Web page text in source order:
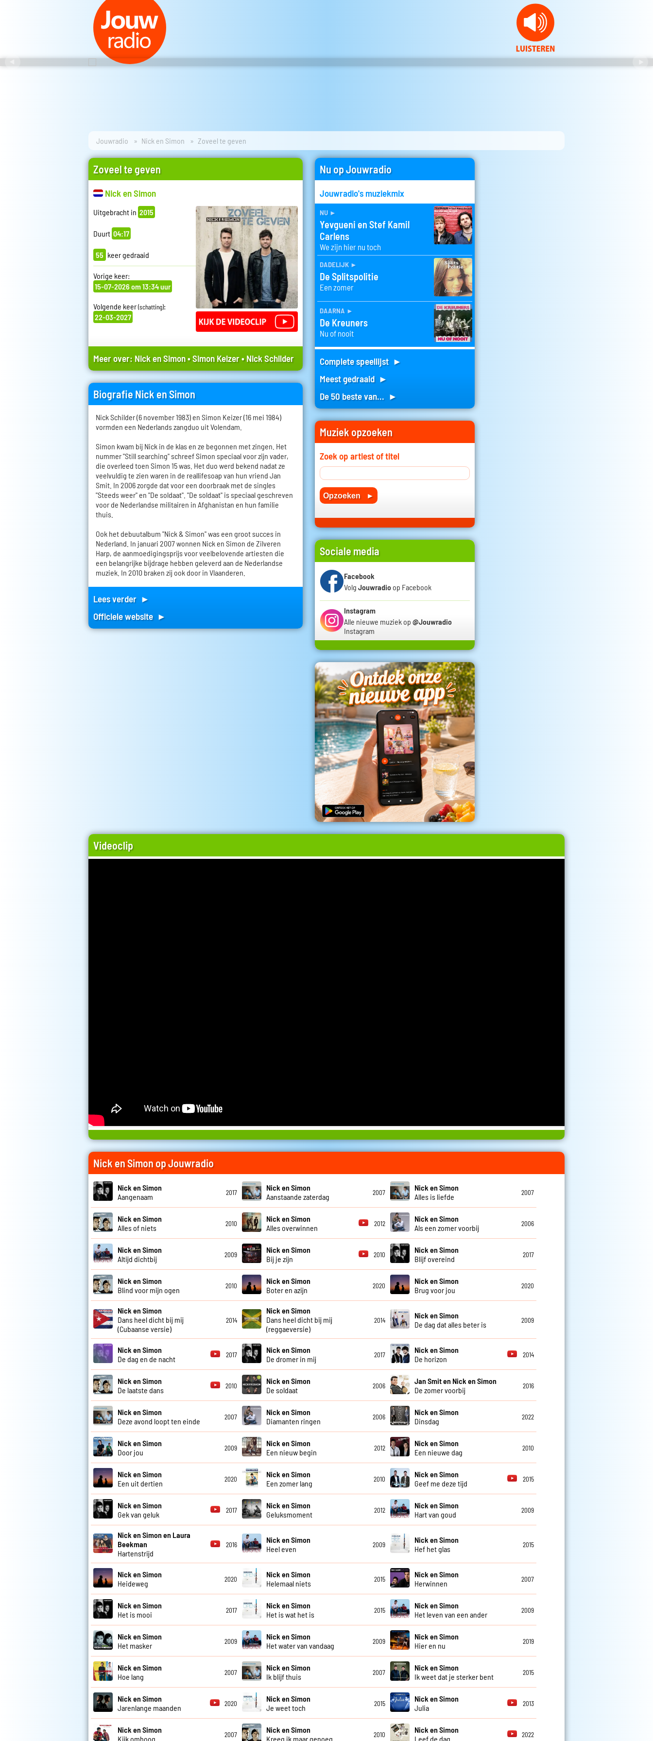
Jouwradio Nick en Simon Zoveel te geven
Zoveel te geven
Nick en Simon
Uitgebracht in 2015
Duurt 04:17
55 keer gedraaid
Vorige keer:
15-07-2026 om 13:34 uur
Volgende keer(schatting):
22-03-2027
Meer over: Nick en Simon•Simon Keizer•Nick Schilder
Biografie Nick en Simon
Nick Schilder (6 november 1983) en Simon Keizer (16 mei 1984)
vormden een Nederlands zangduo uit Volendam.
Simon kwam bij Nick in de klas en ze begonnen met zingen. Het
nummer "Still searching" schreef Simon speciaal voor zijn vader,
die overleed toen Simon 15 was. Het duo werd bekend nadat ze
veelvuldig te zien waren in de reallifesoap van hun vriend Jan
Smit. In 2006 zorgde dat voor een doorbraak met de singles
"Steeds weer" en "De soldaat". "De soldaat" is speciaal geschreven
voor de Nederlandse militairen in Afghanistan en hun familie
thuis.
Ook het debuutalbum "Nick & Simon" was een groot succes in
Nederland. In januari 2007 wonnen Nick en Simon de Zilveren
Harp, de aanmoedigingsprijs voor veelbelovende artiesten die
een belangrijke bijdrage hebben geleverd aan de Nederlandse
muziek. In 2010 braken zij ook door in Vlaanderen.
Lees verder ►
Officiele website ►
Nu op Jouwradio
Jouwradio's muziekmix
nu ►
Yevgueni en Stef Kamil
Carlens
We zijn hier nu toch
dadelijk ►
De Splitspolitie
Een zomer
daarna ►
De Kreuners
Nu of nooit
Complete speellijst ►
Meest gedraaid ►
De 50 beste van... ►
Muziek opzoeken
Zoek op artiest of titel
Sociale media
Facebook
Volg Jouwradio op Facebook
Instagram
Alle nieuwe muziek op @Jouwradio
Instagram
Videoclip
Nick en Simon op Jouwradio
Nick en Simon
Aangenaam
2017
Nick en Simon
Aanstaande zaterdag
2007
Nick en Simon
Alles is liefde
2007
Nick en Simon
Alles of niets
2010
Nick en Simon
Alles overwinnen
2012
Nick en Simon
Als een zomer voorbij
2006
Nick en Simon
Altijd dichtbij
2009
Nick en Simon
Bij je zijn
2010
Nick en Simon
Blijf overeind
2017
Nick en Simon
Blind voor mijn ogen
2010
Nick en Simon
Boter en azijn
2020
Nick en Simon
Brug voor jou
2020
Nick en Simon
Dans heel dicht bij mij
(Cubaanse versie)
2014
Nick en Simon
Dans heel dicht bij mij
(reggaeversie)
2014
Nick en Simon
De dag dat alles beter is
2009
Nick en Simon
De dag en de nacht
2017
Nick en Simon
De dromer in mij
2017
Nick en Simon
De horizon
2014
Nick en Simon
De laatste dans
2010
Nick en Simon
De soldaat
2006
Jan Smit en Nick en Simon
De zomer voorbij
2016
Nick en Simon
Deze avond loopt ten einde
2007
Nick en Simon
Diamanten ringen
2006
Nick en Simon
Dinsdag
2022
Nick en Simon
Door jou
2009
Nick en Simon
Een nieuw begin
2012
Nick en Simon
Een nieuwe dag
2010
Nick en Simon
Een uit dertien
2020
Nick en Simon
Een zomer lang
2010
Nick en Simon
Geef me deze tijd
2015
Nick en Simon
Gek van geluk
2017
Nick en Simon
Geluksmoment
2012
Nick en Simon
Hart van goud
2009
Nick en Simon en Laura
Beekman
Hartenstrijd
2016
Nick en Simon
Heel even
2009
Nick en Simon
Hef het glas
2015
Nick en Simon
Heideweg
2020
Nick en Simon
Helemaal niets
2015
Nick en Simon
Herwinnen
2007
Nick en Simon
Het is mooi
2017
Nick en Simon
Het is wat het is
2015
Nick en Simon
Het leven van een ander
2009
Nick en Simon
Het masker
2009
Nick en Simon
Het water van vandaag
2009
Nick en Simon
Hier en nu
2019
Nick en Simon
Hoe lang
2007
Nick en Simon
Ik blijf thuis
2007
Nick en Simon
Ik weet dat je sterker bent
2015
Nick en Simon
Jarenlange maanden
2020
Nick en Simon
Je weet toch
2015
Nick en Simon
Julia
2013
Nick en Simon
Kijk omhoog
2007
Nick en Simon
Kreeg ik maar genoeg
2010
Nick en Simon
Leef de dag
2022